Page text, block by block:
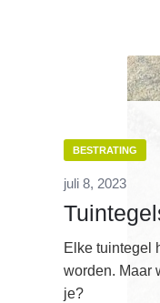
BESTRATING
juli 8, 2023
Elke tuintegel
worden. Maar
je?